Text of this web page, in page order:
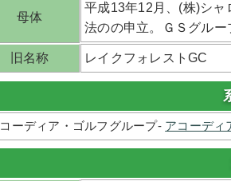
母体
平成13年12月、(株)シャ
法のの申立。ＧＳグル
旧名称 レイクフォレストGC
ーディア・ゴルフグループ- アコーディ